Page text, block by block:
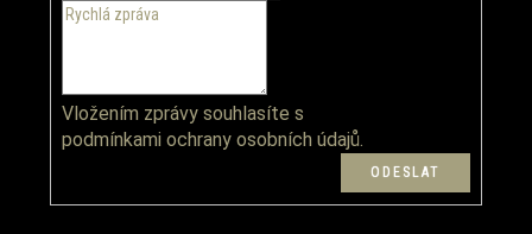
Vložením zprávy souhlasíte s
podmínkami ochrany osobních údajů.